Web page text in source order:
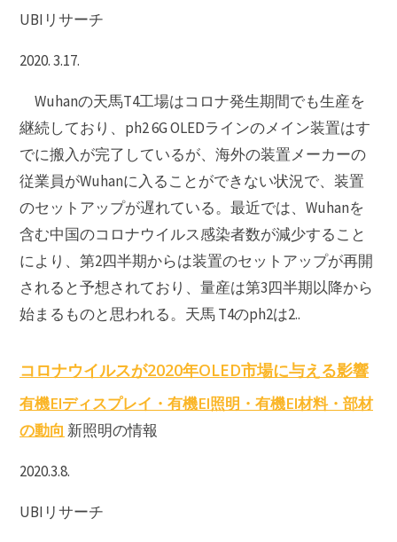
UBIリサーチ
2020. 3.17.
Wuhanの天馬T4工場はコロナ発生期間でも生産を
継続しており、ph2 6G OLEDラインのメイン装置はす
でに搬入が完了しているが、海外の装置メーカーの
従業員がWuhanに入ることができない状況で、装置
のセットアップが遅れている。最近では、Wuhanを
含む中国のコロナウイルス感染者数が減少すること
により、第2四半期からは装置のセットアップが再開
されると予想されており、量産は第3四半期以降から
始まるものと思われる。天馬 T4のph2は2..
コロナウイルスが2020年OLED市場に与える影響
有機Elディスプレイ・有機El照明・有機El材料・部材
の動向 新照明の情報
2020.3.8.
UBIリサーチ